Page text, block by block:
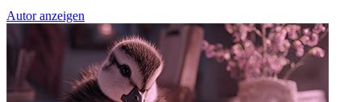
Autor anzeigen